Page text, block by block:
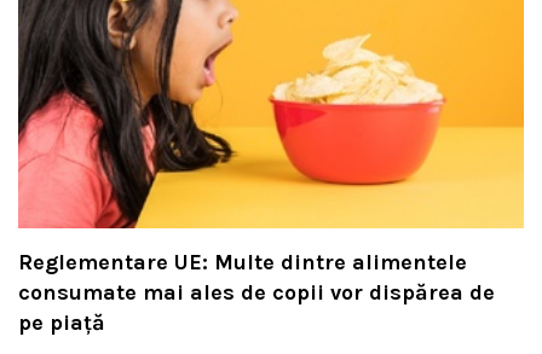
Reglementare UE: Multe dintre alimentele
consumate mai ales de copii vor dispărea de
pe piață